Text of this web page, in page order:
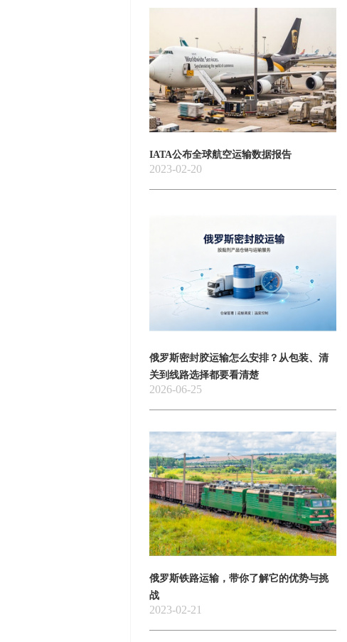
IATA公布全球航空运输数据报告
2023-02-20
俄罗斯密封胶运输怎么安排？从包装、清
关到线路选择都要看清楚
2026-06-25
俄罗斯铁路运输，带你了解它的优势与挑
战
2023-02-21